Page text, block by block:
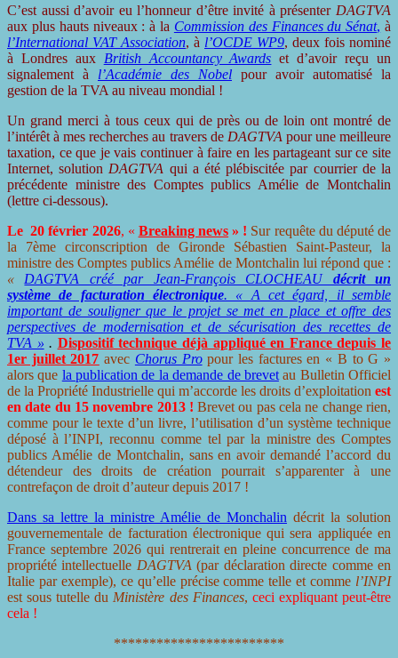
C’est aussi d’avoir eu l’honneur d’être invité à présenter DAGTVA
aux plus hauts niveaux : à la Commission des Finances du Sénat, à
l’International VAT Association, à l’OCDE WP9, deux fois nominé
à Londres aux British Accountancy Awards et d’avoir reçu un
signalement à l’Académie des Nobel pour avoir automatisé la
gestion de la TVA au niveau mondial !
Un grand merci à tous ceux qui de près ou de loin ont montré de
l’intérêt à mes recherches au travers de DAGTVA pour une meilleure
taxation, ce que je vais continuer à faire en les partageant sur ce site
Internet, solution DAGTVA qui a été plébiscitée par courrier de la
précédente ministre des Comptes publics Amélie de Montchalin
(lettre ci-dessous).
Le 20 février 2026, « Breaking news » ! Sur requête du député de
la 7ème circonscription de Gironde Sébastien Saint-Pasteur, la
ministre des Comptes publics Amélie de Montchalin lui répond que :
« DAGTVA créé par Jean-François CLOCHEAUdécrit un
système de facturation électronique. « A cet égard, il semble
important de souligner que le projet se met en place et offre des
perspectives de modernisation et de sécurisation des recettes de
TVA » . Dispositif technique déjà appliqué en France depuis le
1er juillet 2017 avec Chorus Pro pour les factures en « B to G »
alors que la publication de la demande de brevet au Bulletin Officiel
de la Propriété Industrielle qui m’accorde les droits d’exploitation est
en date du 15 novembre 2013 ! Brevet ou pas cela ne change rien,
comme pour le texte d’un livre, l’utilisation d’un système technique
déposé à l’INPI, reconnu comme tel par la ministre des Comptes
publics Amélie de Montchalin, sans en avoir demandé l’accord du
détendeur des droits de création pourrait s’apparenter à une
contrefaçon de droit d’auteur depuis 2017 !
Dans sa lettre la ministre Amélie de Monchalin décrit la solution
gouvernementale de facturation électronique qui sera appliquée en
France septembre 2026 qui rentrerait en pleine concurrence de ma
propriété intellectuelle DAGTVA (par déclaration directe comme en
Italie par exemple), ce qu’elle précise comme telle et comme l’INPI
est sous tutelle du Ministère des Finances, ceci expliquant peut-être
cela !
************************